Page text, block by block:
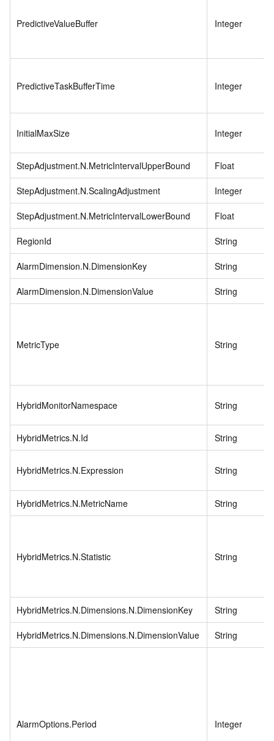
PredictiveValueBuffer Integer
PredictiveTaskBufferTime Integer
InitialMaxSize Integer
StepAdjustment.N.MetricIntervalUpperBound Float
StepAdjustment.N.ScalingAdjustment Integer
StepAdjustment.N.MetricIntervalLowerBound Float
RegionId String
AlarmDimension.N.DimensionKey String
AlarmDimension.N.DimensionValue String
MetricType String
HybridMonitorNamespace String
HybridMetrics.N.Id String
HybridMetrics.N.Expression String
HybridMetrics.N.MetricName String
HybridMetrics.N.Statistic String
HybridMetrics.N.Dimensions.N.DimensionKey String
HybridMetrics.N.Dimensions.N.DimensionValue String
AlarmOptions.Period Integer